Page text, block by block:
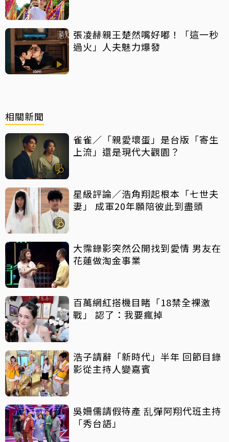
張凌赫親王楚然嘴好嘟！「這一秒
過火」人夫魅力爆發
相關新聞
雀雀／「親愛壞蛋」是台版「寄生
上流」還是現代大觀園？
星級評論／浩角翔起根本「七世夫
妻」 成軍20年願陪彼此到盡頭
大霈錄影突然公開找到愛情 男友在
花蓮做淘金事業
百萬網紅搭機目睹「18禁全裸激
戰」 認了：我要瘋掉
浩子請辭「新時代」半年 回節目錄
影從主持人變嘉賓
吳姍儒請假待產 乱彈阿翔代班主持
「秀台語」